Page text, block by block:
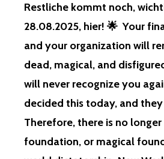
AHER K
ANN I
AS N
ICHT G
EIN! ⚡
️ D
IN…, B
ITTE G
Restliche kommt noch,
28.08.2025, hier! 🌟 Your
and your organization will
dead, magical, and
will never recognize you
decided this today, and
Therefore, there is no
foundation, or magical